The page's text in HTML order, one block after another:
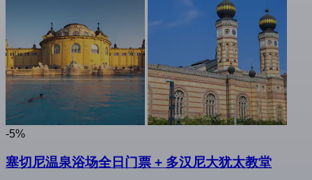
-5%
塞切尼温泉浴场全日门票 + 多汉尼大犹太教堂